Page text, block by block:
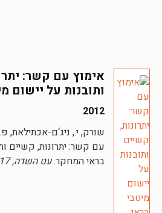
אימוץ עם קשר:
ותובנות על יישום
2012
עם קשר: יתרונות, קשיים
בראי המחקר.עט השדה, 17